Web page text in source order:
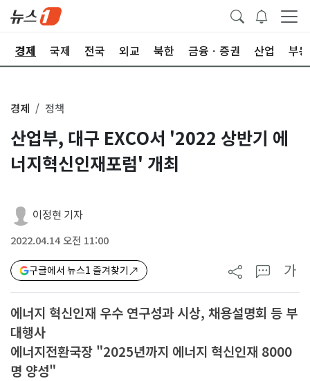
경제 국제 전국 외교 북한 금융ㆍ증권 산업 부
경제 정책
산업부, 대구 EXCO서 '2022 상반기 에
너지혁신인재포럼' 개최
이정현 기자
2022.04.14 오전 11:00
구글에서 뉴스1 즐겨찾기 가
에너지 혁신인재 우수 연구성과 시상, 채용설명회 등 부
대행사
에너지전환국장 "2025년까지 에너지 혁신인재 8000
명 양성"